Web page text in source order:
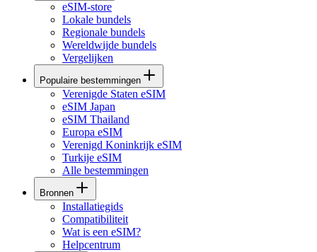
eSIM-store
Lokale bundels
Regionale bundels
Wereldwijde bundels
Vergelijken
Populaire bestemmingen
Verenigde Staten eSIM
eSIM Japan
eSIM Thailand
Europa eSIM
Verenigd Koninkrijk eSIM
Turkije eSIM
Alle bestemmingen
Bronnen
Installatiegids
Compatibiliteit
Wat is een eSIM?
Helpcentrum